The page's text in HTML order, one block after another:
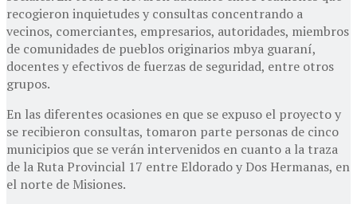
recogieron inquietudes y consultas concentrando a
vecinos, comerciantes, empresarios, autoridades, miembros
de comunidades de pueblos originarios mbya guaraní,
docentes y efectivos de fuerzas de seguridad, entre otros
grupos.
En las diferentes ocasiones en que se expuso el proyecto y
se recibieron consultas, tomaron parte personas de cinco
municipios que se verán intervenidos en cuanto a la traza
de la Ruta Provincial 17 entre Eldorado y Dos Hermanas, en
el norte de Misiones.